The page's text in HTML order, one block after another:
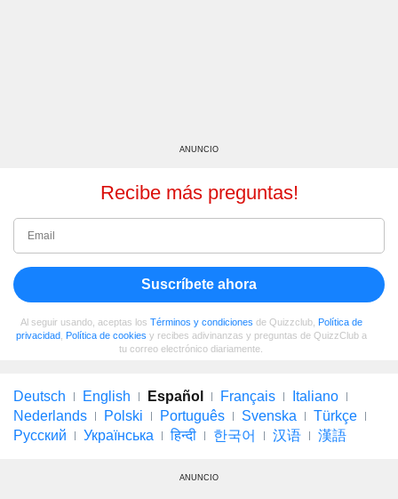
ANUNCIO
Recibe más preguntas!
Suscríbete ahora
Al seguir usando, aceptas los Términos y condiciones de Quizzclub, Política de
privacidad, Política de cookies y recibes adivinanzas y preguntas de QuizzClub a
tu correo electrónico diariamente.
Deutsch English Español Français
Italiano
Nederlands
Polski Português Svenska
Türkçe
Русский
Українська हिन्दी 한국어 汉语 漢語
ANUNCIO